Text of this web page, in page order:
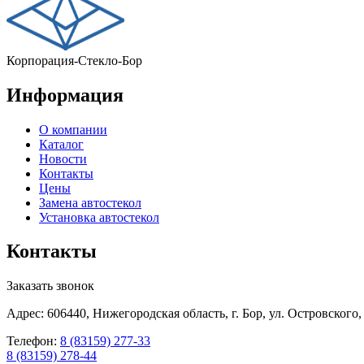
Корпорация-Стекло-Бор
Информация
О компании
Каталог
Новости
Контакты
Цены
Замена автостекол
Установка автостекол
Контакты
Заказать звонок
Адрес: 606440, Нижегородская область, г. Бор, ул.
Телефон: 8 (83159) 277-33
8 (83159) 278-44